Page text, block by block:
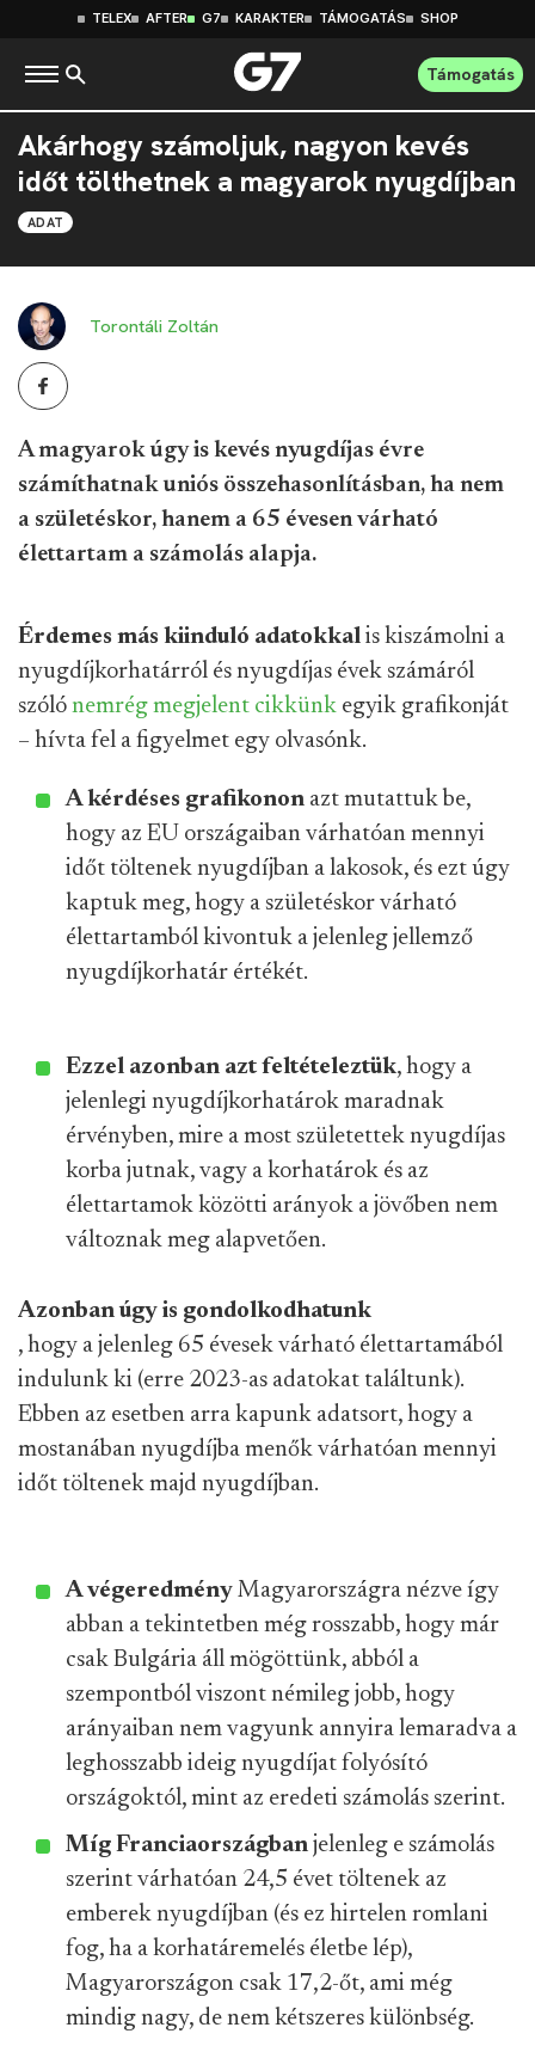
TELEX AFTER G7 KARAKTER TÁMOGATÁS SHOP
Támogatás
Akárhogy számoljuk, nagyon kevés
időt tölthetnek a magyarok nyugdíjban
ADAT
Torontáli Zoltán
A magyarok úgy is kevés nyugdíjas évre
számíthatnak uniós összehasonlításban, ha nem
a születéskor, hanem a 65 évesen várható
élettartam a számolás alapja.
Érdemes más kiinduló adatokkal is kiszámolni a
nyugdíjkorhatárról és nyugdíjas évek számáról
szóló nemrég megjelent cikkünk egyik grafikonját
– hívta fel a figyelmet egy olvasónk.
A kérdéses grafikonon azt mutattuk be,
hogy az EU országaiban várhatóan mennyi
időt töltenek nyugdíjban a lakosok, és ezt úgy
kaptuk meg, hogy a születéskor várható
élettartamból kivontuk a jelenleg jellemző
nyugdíjkorhatár értékét.
Ezzel azonban azt feltételeztük, hogy a
jelenlegi nyugdíjkorhatárok maradnak
érvényben, mire a most születettek nyugdíjas
korba jutnak, vagy a korhatárok és az
élettartamok közötti arányok a jövőben nem
változnak meg alapvetően.
Azonban úgy is gondolkodhatunk
, hogy a jelenleg 65 évesek várható élettartamából
indulunk ki (erre 2023-as adatokat találtunk).
Ebben az esetben arra kapunk adatsort, hogy a
mostanában nyugdíjba menők várhatóan mennyi
időt töltenek majd nyugdíjban.
A végeredmény Magyarországra nézve így
abban a tekintetben még rosszabb, hogy már
csak Bulgária áll mögöttünk, abból a
szempontból viszont némileg jobb, hogy
arányaiban nem vagyunk annyira lemaradva a
leghosszabb ideig nyugdíjat folyósító
országoktól, mint az eredeti számolás szerint.
Míg Franciaországban jelenleg e számolás
szerint várhatóan 24,5 évet töltenek az
emberek nyugdíjban (és ez hirtelen romlani
fog, ha a korhatáremelés életbe lép),
Magyarországon csak 17,2-őt, ami még
mindig nagy, de nem kétszeres különbség.